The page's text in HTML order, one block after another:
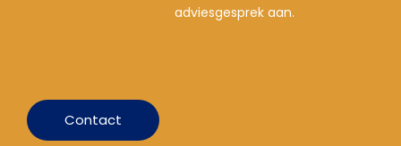
adviesgesprek aan.
Contact